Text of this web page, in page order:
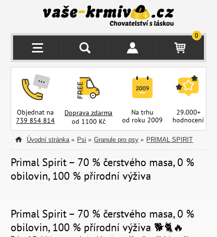
0
Objednat na
739 854 814
Doprava zdarma
od 1100 Kč
Na trhu
od roku 2009
29.000+
hodnocení
Úvodní stránka » Psi » Granule pro psy » PRIMAL SPIRIT
Primal Spirit – 70 % čerstvého masa, 0 %
obilovin, 100 % přírodní výživa
Primal Spirit – 70 % čerstvého masa, 0 %
obilovin, 100 % přírodní výživa 🐕🐈🔥